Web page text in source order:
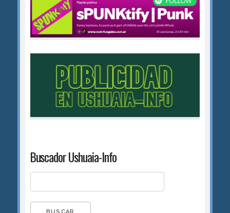
Buscador Ushuaia-Info